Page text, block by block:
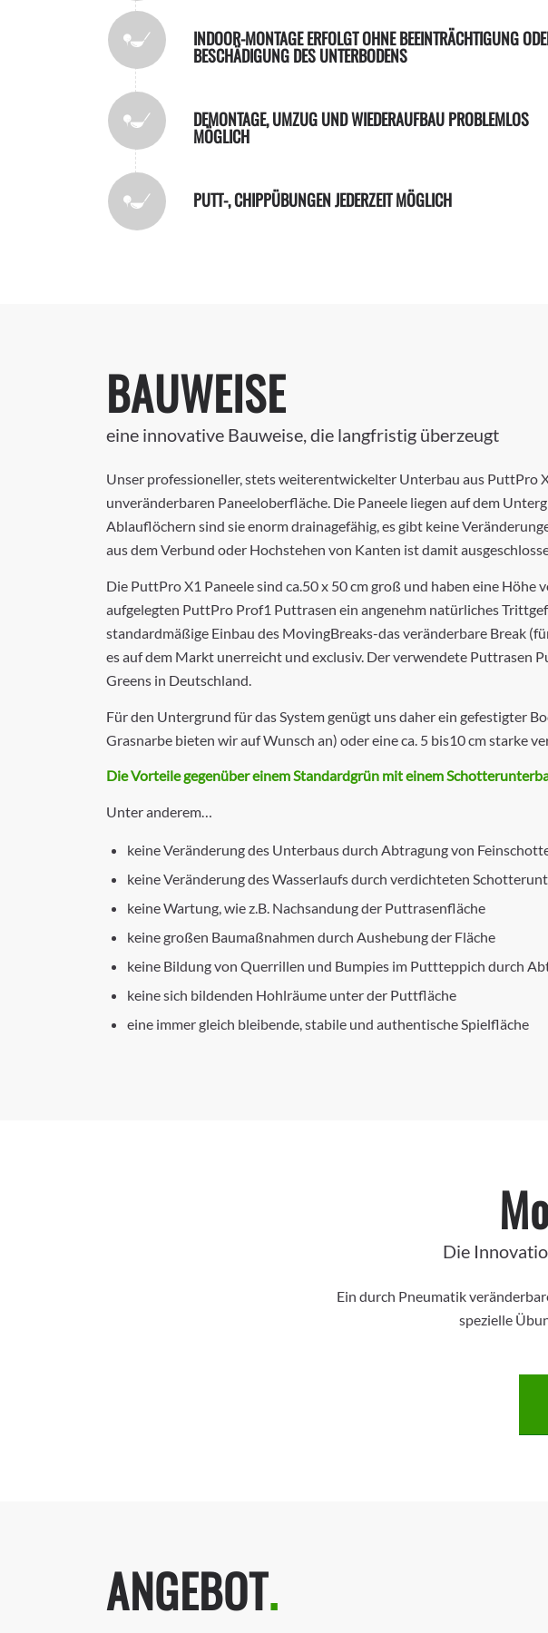
INDOOR-MONTAGE ERFOLGT OHNE BEEINTRÄCHTIGUNG
BESCHÄDIGUNG DES UNTERBODENS
DEMONTAGE, UMZUG UND WIEDERAUFBAU PROBLEMLOS
MÖGLICH
PUTT-, CHIPPÜBUNGEN JEDERZEIT MÖGLICH
BAUWEISE
eine innovative Bauweise, die langfristig überzeugt
Unser professioneller, stets weiterentwickelter Unterbau aus PuttPro
unveränderbaren Paneeloberfläche. Die Paneele liegen auf dem
Ablauflöchern sind sie enorm drainagefähig, es gibt keine
aus dem Verbund oder Hochstehen von Kanten ist damit
Die PuttPro X1 Paneele sind ca.50 x 50 cm groß und haben eine
aufgelegten PuttPro Prof1 Puttrasen ein angenehm natürliches
standardmäßige Einbau des MovingBreaks-das veränderbare Break
es auf dem Markt unerreicht und exclusiv. Der verwendete Puttrasen
Greens in Deutschland.
Für den Untergrund für das System genügt uns daher ein gefestigter
Grasnarbe bieten wir auf Wunsch an) oder eine ca. 5 bis10 cm starke
Die Vorteile gegenüber einem Standardgrün mit einem
Unter anderem…
keine Veränderung des Unterbaus durch Abtragung von
keine Veränderung des Wasserlaufs durch verdichteten
keine Wartung, wie z.B. Nachsandung der Puttrasenfläche
keine großen Baumaßnahmen durch Aushebung der Fläche
keine Bildung von Querrillen und Bumpies im Puttteppich durch
keine sich bildenden Hohlräume unter der Puttfläche
eine immer gleich bleibende, stabile und authentische Spielfläche
Die
Ein durch Pneumatik
spezielle
ANGEBOT.